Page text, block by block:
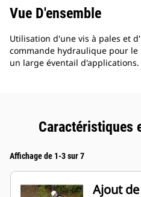
Vue D'ensemble
Utilisation d'une vis à pales et
commande hydraulique pour
un large éventail d'applications.
Caractéristiques
Affichage de 1-3 sur 7
Ajout